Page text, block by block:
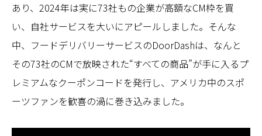
あり、2024年は実に73社もの企業が高額なCM枠を買
い、自社サービスを大いにアピールしました。そんな
中、フードデリバリーサービスのDoorDashは、なんと
その73社のCMで放映された“すべての商品”が手に入るプ
レミアムなクーポンコードを発行し、アメリカ中のスポ
ーツファンを歓喜の渦に巻き込みました。